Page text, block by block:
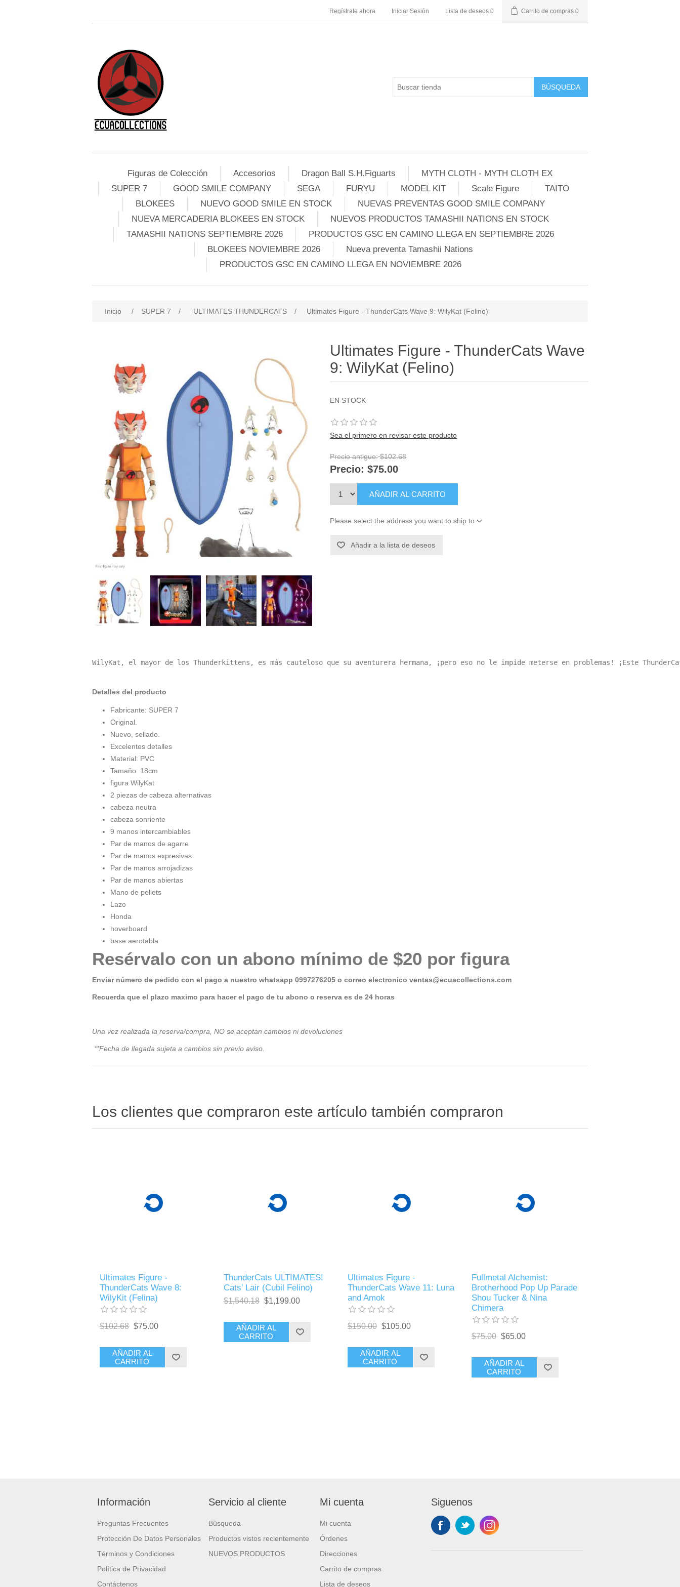
Regístrate ahora Iniciar Sesión Lista de deseos 0 Carrito de compras 0
BÚSQUEDA
Figuras de Colección Accesorios Dragon Ball S.H.Figuarts
MYTH CLOTH - MYTH CLOTH EX
SUPER 7
GOOD SMILE COMPANY SEGA FURYU MODEL KIT Scale Figure
TAITO
BLOKEES
NUEVO GOOD SMILE EN STOCK
NUEVAS PREVENTAS GOOD SMILE COMPANY
NUEVA MERCADERIA BLOKEES EN STOCK
NUEVOS PRODUCTOS TAMASHII NATIONS EN STOCK
TAMASHII NATIONS SEPTIEMBRE 2026
PRODUCTOS GSC EN CAMINO LLEGA EN SEPTIEMBRE 2026
BLOKEES NOVIEMBRE 2026
Nueva preventa Tamashii Nations
PRODUCTOS GSC EN CAMINO LLEGA EN NOVIEMBRE 2026
Inicio / SUPER 7 / ULTIMATES THUNDERCATS / Ultimates Figure - ThunderCats Wave 9: WilyKat (Felino)
Ultimates Figure - ThunderCats Wave
9: WilyKat (Felino)
EN STOCK
Sea el primero en revisar este producto
Precio antiguo: $102.68
Precio: $75.00
AÑADIR AL CARRITO
Please select the address you want to ship to
Añadir a la lista de deseos
WilyKat, el mayor de los Thunderkittens, es más cauteloso que su aventurera hermana, ¡pero eso no le impide meterse en problemas! ¡Este
Detalles del producto
Fabricante: SUPER 7
Original.
Nuevo, sellado.
Excelentes detalles
Material: PVC
Tamaño: 18cm
figura WilyKat
2 piezas de cabeza alternativas
cabeza neutra
cabeza sonriente
9 manos intercambiables
Par de manos de agarre
Par de manos expresivas
Par de manos arrojadizas
Par de manos abiertas
Mano de pellets
Lazo
Honda
hoverboard
base aerotabla
Resérvalo con un abono mínimo de $20 por figura
Enviar número de pedido con el pago a nuestro whatsapp 0997276205 o correo electronico ventas@ecuacollections.com
Recuerda que el plazo maximo para hacer el pago de tu abono o reserva es de 24 horas
Una vez realizada la reserva/compra, NO se aceptan cambios ni devoluciones
**Fecha de llegada sujeta a cambios sin previo aviso.
Los clientes que compraron este artículo también compraron
Ultimates Figure -
ThunderCats Wave 8:
WilyKit (Felina)
$102.68 $75.00
AÑADIR AL
CARRITO
ThunderCats ULTIMATES!
Cats' Lair (Cubil Felino)
$1,540.18 $1,199.00
AÑADIR AL
CARRITO
Ultimates Figure -
ThunderCats Wave 11: Luna
and Amok
$150.00 $105.00
AÑADIR AL
CARRITO
Fullmetal Alchemist:
Brotherhood Pop Up Parade
Shou Tucker & Nina
Chimera
$75.00 $65.00
AÑADIR AL
CARRITO
Información
Preguntas Frecuentes
Protección De Datos Personales
Términos y Condiciones
Política de Privacidad
Contáctenos
Servicio al cliente
Búsqueda
Productos vistos recientemente
NUEVOS PRODUCTOS
Mi cuenta
Mi cuenta
Órdenes
Direcciones
Carrito de compras
Lista de deseos
Siguenos